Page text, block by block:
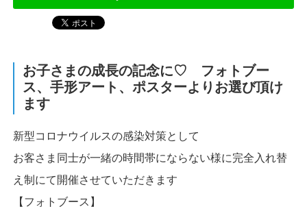
お子さまの成長の記念に♡ フォトブー
ス、手形アート、ポスターよりお選び頂け
ます
新型コロナウイルスの感染対策として
お客さま同士が一緒の時間帯にならない様に完全入れ替
え制にて開催させていただきます
【フォトブース】